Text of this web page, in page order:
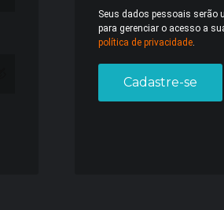
Seus dados pessoais serão
para gerenciar o acesso a
política de privacidade.
Cadastre-se